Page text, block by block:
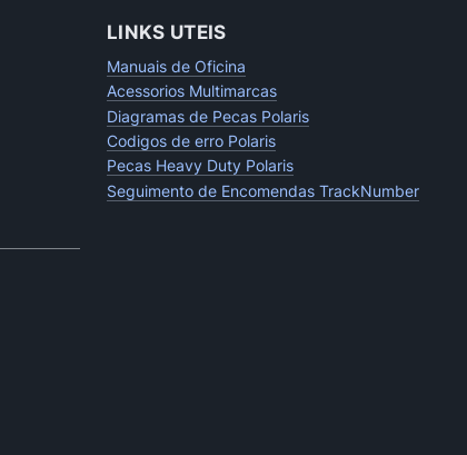
LINKS UTEIS
Manuais de Oficina
Acessorios Multimarcas
Diagramas de Pecas Polaris
Codigos de erro Polaris
Pecas Heavy Duty Polaris
Seguimento de Encomendas TrackNumber